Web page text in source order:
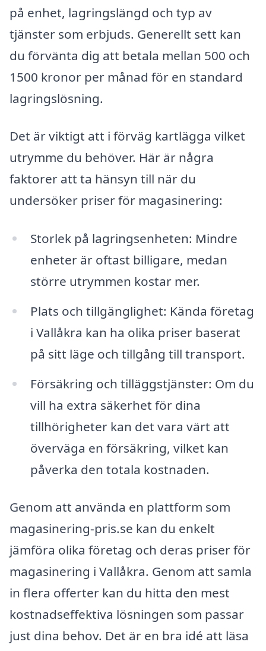
på enhet, lagringslängd och typ av
tjänster som erbjuds. Generellt sett kan
du förvänta dig att betala mellan 500 och
1500 kronor per månad för en standard
lagringslösning.
Det är viktigt att i förväg kartlägga vilket
utrymme du behöver. Här är några
faktorer att ta hänsyn till när du
undersöker priser för magasinering:
Storlek på lagringsenheten: Mindre
enheter är oftast billigare, medan
större utrymmen kostar mer.
Plats och tillgänglighet: Kända företag
i Vallåkra kan ha olika priser baserat
på sitt läge och tillgång till transport.
Försäkring och tilläggstjänster: Om du
vill ha extra säkerhet för dina
tillhörigheter kan det vara värt att
överväga en försäkring, vilket kan
påverka den totala kostnaden.
Genom att använda en plattform som
magasinering-pris.se kan du enkelt
jämföra olika företag och deras priser för
magasinering i Vallåkra. Genom att samla
in flera offerter kan du hitta den mest
kostnadseffektiva lösningen som passar
just dina behov. Det är en bra idé att läsa